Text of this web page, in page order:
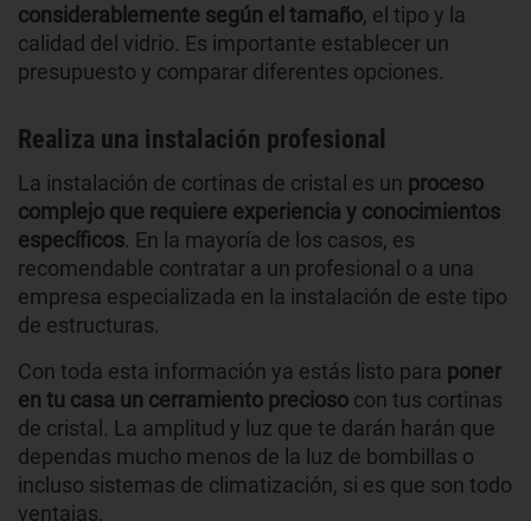
considerablemente según el tamaño, el tipo y la
calidad del vidrio. Es importante establecer un
presupuesto y comparar diferentes opciones.
Realiza una instalación profesional
La instalación de cortinas de cristal es un proceso
complejo que requiere experiencia y conocimientos
específicos. En la mayoría de los casos, es
recomendable contratar a un profesional o a una
empresa especializada en la instalación de este tipo
de estructuras.
Con toda esta información ya estás listo para poner
en tu casa un cerramiento precioso con tus cortinas
de cristal. La amplitud y luz que te darán harán que
dependas mucho menos de la luz de bombillas o
incluso sistemas de climatización, si es que son todo
ventajas.